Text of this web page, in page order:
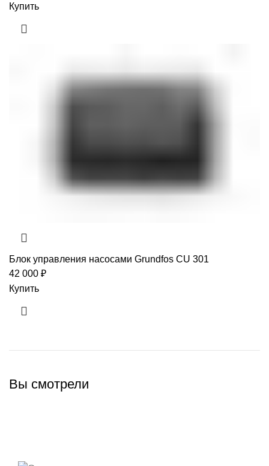
Купить
Блок управления насосами Grundfos CU 301
42 000 ₽
Купить
Вы смотрели